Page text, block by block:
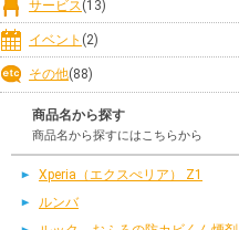
サービス(13)
イベント (2)
その他(88)
商品名から探す
商品名から探すにはこちらから
Xperia（エクスぺリア） Z1
ルンバ